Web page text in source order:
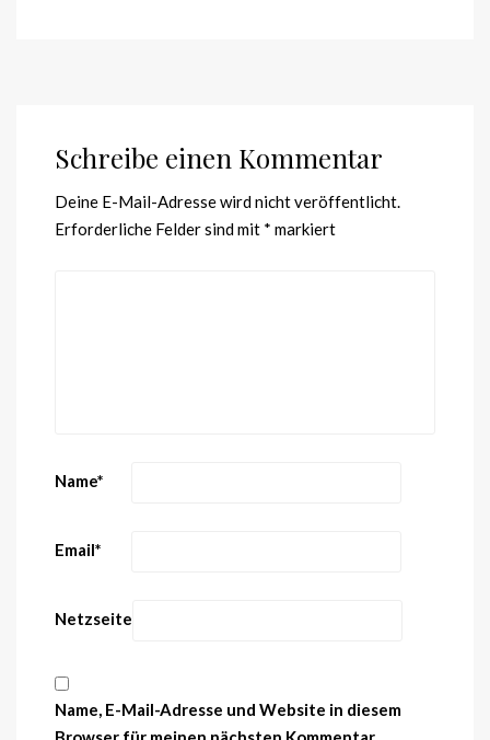
Schreibe einen Kommentar
Deine E-Mail-Adresse wird nicht veröffentlicht.
Erforderliche Felder sind mit * markiert
Name*
Email*
Netzseite
Name, E-Mail-Adresse und Website in diesem